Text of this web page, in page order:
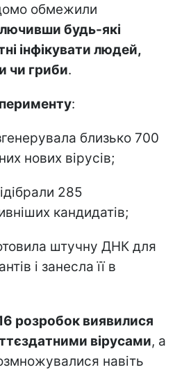
обмежили
будь-які
інфікувати людей,
чи гриби.
:
близько 700
нових вірусів;
285
кандидатів;
штучну ДНК для
і занесла її в
розробок виявилися
вірусами, а
навіть